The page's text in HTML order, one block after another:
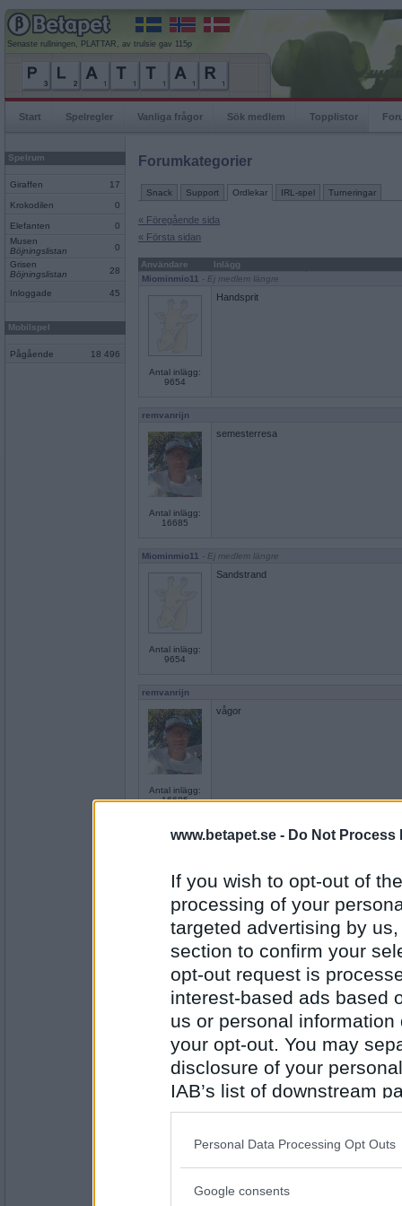
www.betapet.se - Do Not Process
If you wish to opt-out of
processing of your
targeted advertising by
section to confirm your
opt-out request is
interest-based ads based
us or personal
your opt-out. You may
disclosure of your
IAB’s list of downstream
also be disclosed by us
Downstream Participants
Please note that this
Personal Data Processing Opt Outs
Google consents
Senaste rullningen, PLATTAR, av trulsie gav 115p
Start Spelregler Vanliga frågor Sök medlem Topplistor
Spelrum
Giraffen 17
Krokodilen 0
Elefanten
0
Musen
Böjningslistan
0
Grisen
Böjningslistan
28
Inloggade 45
Mobilspel
Pågående 18 496
Forumkategorier
Snack Support Ordlekar IRL-spel Turneringar
« Föregående sida
« Första sidan
Användare
Inlägg
Miominmio11 - Ej medlem längre
Antal inlägg:
9654
Handsprit
remvanrijn
Antal inlägg:
16685
semesterresa
Miominmio11 - Ej medlem längre
Antal inlägg:
9654
Sandstrand
remvanrijn
Antal inlägg:
16685
vågor
Miominmio11- Ej medlem längre
Antal inlägg:
9654
remvanrijn
Antal inlägg:
16685
Miominmio11- Ej medlem längre